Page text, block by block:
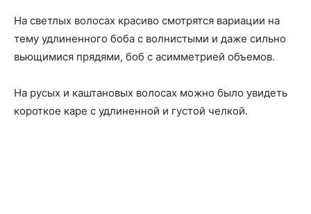
На светлых волосах красиво смотрятся вариации на
тему удлиненного боба с волнистыми и даже сильно
вьющимися прядями, боб с асимметрией объемов.
На русых и каштановых волосах можно было увидеть
короткое каре с удлиненной и густой челкой.